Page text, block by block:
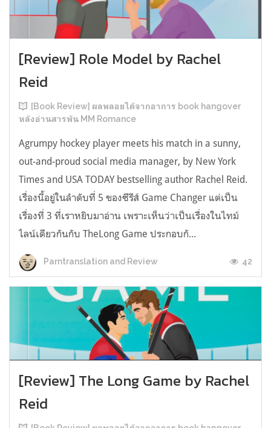
[Review] Role Model by Rachel
Reid
[Book Review] ผลพลอยได้จากอาการ book hangover
หลังอ่านสารพัน MM Romance
Agrumpy hockey player meets his match in a sunny,
out-and-proud social media manager, by New York
Times and USA TODAY bestselling author Rachel Reid.
เรื่องนี้อยู่ในลำดับที่ 5 ของซีรีส์ Game Changer แต่เป็น
เรื่องที่ 3 ที่เราหยิบมาอ่าน เพราะเห็นว่าเป็นเรื่องในไทม์
ไลน์เดียวกันกับ TheLong Game ประกอบกั...
Parntranslation and Review 42
[Review] The Long Game by Rachel
Reid